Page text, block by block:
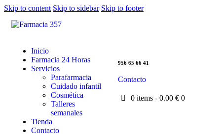
Skip to content Skip to sidebar Skip to footer
Inicio
Farmacia 24 Horas
Servicios
Parafarmacia
Cuidado infantil
Cosmética
Talleres
semanales
Tienda
Contacto
956 65 66 41
Contacto
0 items -0.00 € 0